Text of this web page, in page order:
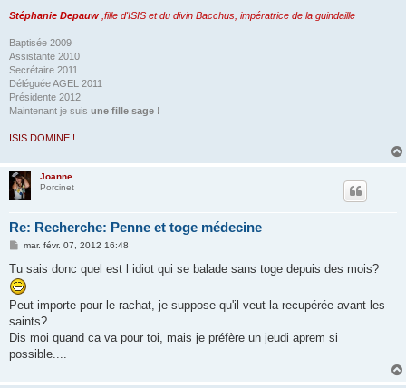
Stéphanie Depauw ,fille d'ISIS et du divin Bacchus, impératrice de la guindaille
Baptisée 2009
Assistante 2010
Secrétaire 2011
Déléguée AGEL 2011
Présidente 2012
Maintenant je suis une fille sage !
ISIS DOMINE !
Joanne
Porcinet
Re: Recherche: Penne et toge médecine
M
s
s
a
e
mar. févr. 07, 2012 16:48
Tu sais donc quel est l idiot qui se balade sans toge depuis des mois?
Peut importe pour le rachat, je suppose qu'il veut la recupérée avant les
saints?
Dis moi quand ca va pour toi, mais je préfère un jeudi aprem si
possible....